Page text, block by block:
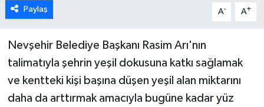
Paylaş A- A+
Nevşehir Belediye Başkanı Rasim Arı'nın
talimatıyla şehrin yeşil dokusuna katkı sağlamak
ve kentteki kişi başına düşen yeşil alan miktarını
daha da arttırmak amacıyla bugüne kadar yüz